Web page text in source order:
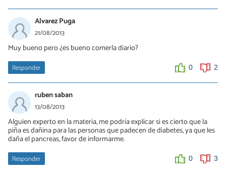
Alvarez Puga
21/08/2013
Muy bueno pero ¿es bueno comerla diario?
Responder 0 2
ruben saban
13/08/2013
Alguien experto en la materia, me podría explicar si es cierto que la
piña es dañina para las personas que padecen de diabetes, ya que les
daña el pancreas, favor de informarme.
Responder 0 3